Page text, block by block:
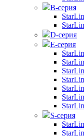
B-серия
D-серия
E-серия
S-серия